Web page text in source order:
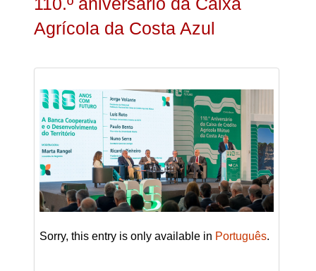
Agrícola da Costa Azul
Sorry, this entry is only available in Português.